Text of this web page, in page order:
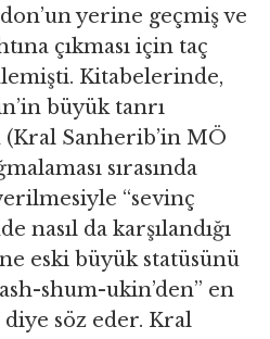
yerine geçmiş ve
çıkması için taç
Kitabelerinde,
büyük tanrı
Sanherib’in MÖ
sırasında
“sevinç
nasıl da karşılandığı
eski büyük statüsünü
shum-ukin’den” en
söz eder. Kral